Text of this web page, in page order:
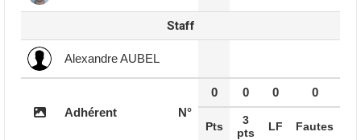
Staff
Alexandre AUBEL
Adhérent N°
0 0 0 0
Pts
3
pts
LF Fautes